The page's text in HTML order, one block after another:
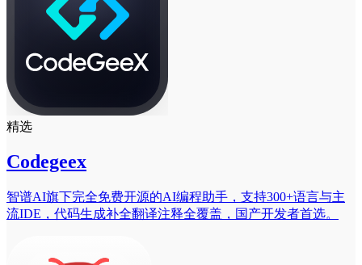
精选
Codegeex
智谱AI旗下完全免费开源的AI编程助手，支持300+语言与主
流IDE，代码生成补全翻译注释全覆盖，国产开发者首选。